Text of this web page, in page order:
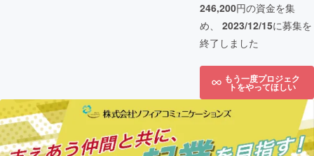
246,200円の資金を集
め、 2023/12/15に募集を
終了しました
もう一度プロジェク
トをやってほしい